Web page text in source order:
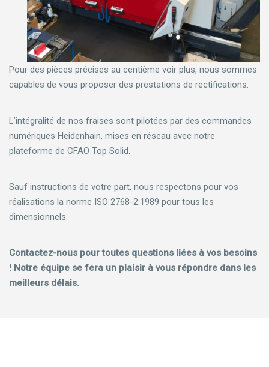
Pour des pièces précises au centième voir plus, nous sommes
capables de vous proposer des prestations de rectifications.
L’intégralité de nos fraises sont pilotées par des commandes
numériques Heidenhain, mises en réseau avec notre
plateforme de CFAO Top Solid.
Sauf instructions de votre part, nous respectons pour vos
réalisations la norme ISO 2768-2:1989 pour tous les
dimensionnels.
Contactez-nous pour toutes questions liées à vos besoins
! Notre équipe se fera un plaisir à vous répondre dans les
meilleurs délais.